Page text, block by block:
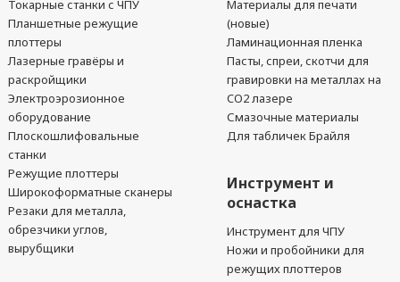
Токарные станки с ЧПУ
Планшетные режущие
плоттеры
Лазерные гравёры и
раскройщики
Электроэрозионное
оборудование
Плоскошлифовальные
станки
Режущие плоттеры
Широкоформатные сканеры
Резаки для металла,
обрезчики углов,
вырубщики
Материалы для печати
(новые)
Ламинационная пленка
Пасты, спреи, скотчи для
гравировки на металлах на
CO2 лазере
Смазочные материалы
Для табличек Брайля
Инструмент и
оснастка
Инструмент для ЧПУ
Ножи и пробойники для
режущих плоттеров